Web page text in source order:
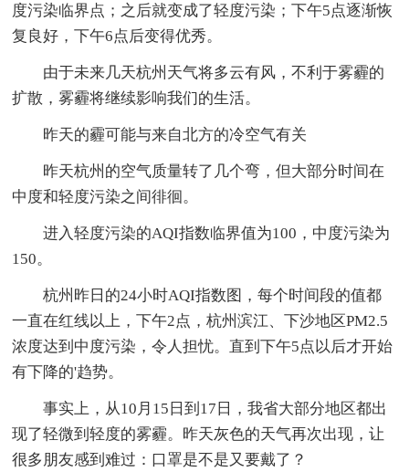
度污染临界点；之后就变成了轻度污染；下午5点逐渐恢
复良好，下午6点后变得优秀。
由于未来几天杭州天气将多云有风，不利于雾霾的
扩散，雾霾将继续影响我们的生活。
昨天的霾可能与来自北方的冷空气有关
昨天杭州的空气质量转了几个弯，但大部分时间在
中度和轻度污染之间徘徊。
进入轻度污染的AQI指数临界值为100，中度污染为
150。
杭州昨日的24小时AQI指数图，每个时间段的值都
一直在红线以上，下午2点，杭州滨江、下沙地区PM2.5
浓度达到中度污染，令人担忧。直到下午5点以后才开始
有下降的'趋势。
事实上，从10月15日到17日，我省大部分地区都出
现了轻微到轻度的雾霾。昨天灰色的天气再次出现，让
很多朋友感到难过：口罩是不是又要戴了？